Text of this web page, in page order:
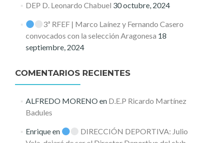
DEP D. Leonardo Chabuel 30 octubre, 2024
3ª RFEF | Marco Laínez y Fernando Casero
convocados con la selección Aragonesa 18
septiembre, 2024
COMENTARIOS RECIENTES
ALFREDO MORENOen D.E.P Ricardo Martínez
Badules
Enriqueen
DIRECCIÓN DEPORTIVA: Julio